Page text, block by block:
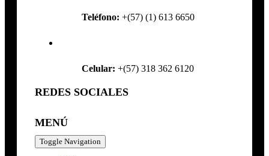
Teléfono: +(57) (1) 613 6650
Celular: +(57) 318 362 6120
REDES SOCIALES
MENÚ
Toggle Navigation